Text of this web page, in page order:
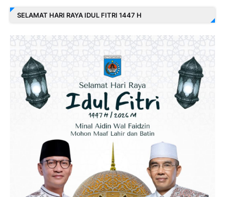
SELAMAT HARI RAYA IDUL FITRI 1447 H